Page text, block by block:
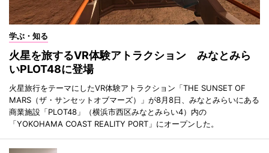
学ぶ・知る
火星を旅するVR体験アトラクション みなとみら
いPLOT48に登場
火星旅行をテーマにしたVR体験アトラクション「THE SUNSET OF
MARS（ザ・サンセットオブマーズ）」が8月8日、みなとみらいにある
商業施設「PLOT48」（横浜市西区みなとみらい4）内の
「YOKOHAMA COAST REALITY PORT」にオープンした。